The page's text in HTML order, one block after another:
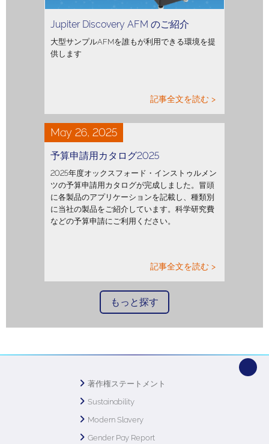
Jupiter Discovery AFM のご紹介
大型サンプルAFMを誰もが利用できる環境を提
供します
記事全文を読む >
May 26, 2025
予算申請用カタログ2025
2025年度オックスフォード・インストゥルメン
ツの予算申請用カタログが完成しました。冒頭
に各製品のアプリケーションを記載し、種類別
に当社の製品をご紹介しています。科学研究費
などの予算申請にご利用ください。
記事全文を読む >
もっと探す
著作権ステートメント
Sustainability
Modern Slavery
Gender Pay Report